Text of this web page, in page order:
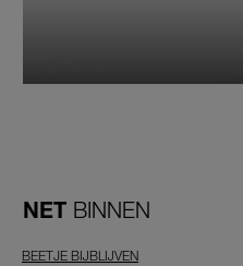
NET BINNEN
BEETJE BIJBLIJVEN